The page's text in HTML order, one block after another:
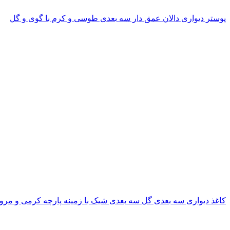
پوستر دیواری دالان عمق دار سه بعدی طوسی و کرم با گوی و گل
کاغذ دیواری سه بعدی گل سه بعدی شیک با زمینه پارچه کرمی و